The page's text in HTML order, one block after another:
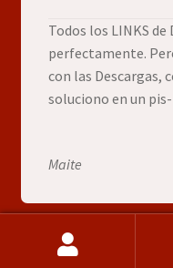
Todos los LINKS
perfectamente.
con las Descargas,
soluciono en un
Maite